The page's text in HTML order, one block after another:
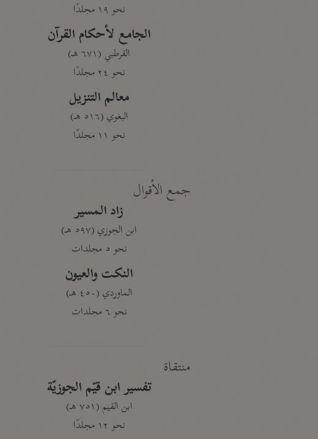
نحو ١٩ مجلدًا
الجامع لأحكام القرآن
القرطبي (٦٧١ هـ)
نحو ٢٤ مجلدًا
معالم التنزيل
البغوي (٥١٦ هـ)
نحو ١١ مجلدًا
جمع الأقوال
زاد المسير
ابن الجوزي (٥٩٧ هـ)
نحو ٥ مجلدات
النكت والعيون
الماوردي (٤٥٠ هـ)
نحو ٦ مجلدات
منتقاة
تفسير ابن قيّم الجوزيّة
ابن القيم (٧٥١ هـ)
نحو ١٢ مجلدًا